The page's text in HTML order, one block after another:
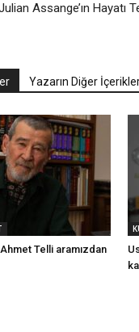
Assange’ın Hayatı
Yazarın Diğer
Telli aramızdan